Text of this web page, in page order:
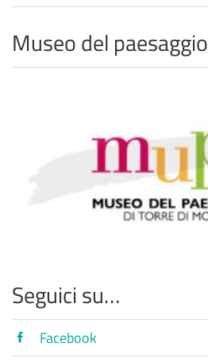
Museo del paesaggio
Seguici su…
Facebook